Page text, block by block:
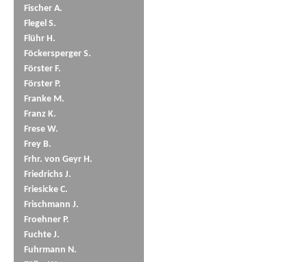
Fischer A.
Flegel S.
Flühr H.
Föckersperger S.
Förster F.
Förster P.
Franke M.
Franz K.
Frese W.
Frey B.
Frhr. von Geyr H.
Friedrichs J.
Friesicke C.
Frischmann J.
Froehner P.
Fuchte J.
Fuhrmann N.